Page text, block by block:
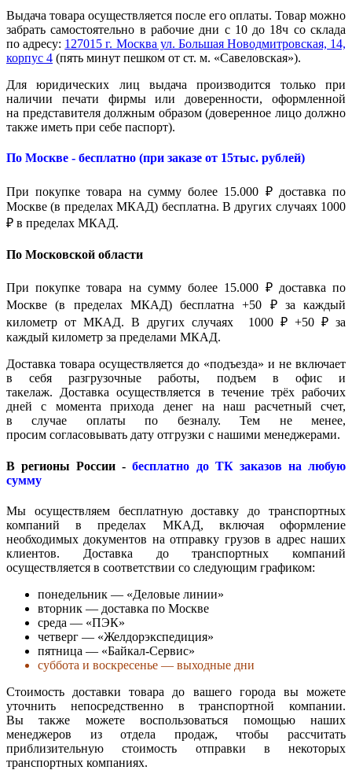
Выдача товара осуществляется после его оплаты. Товар можно
забрать самостоятельно в рабочие дни с 10 до 18ч со склада
по адресу: 127015 г. Москва ул. Большая Новодмитровская, 14,
корпус 4 (пять минут пешком от ст. м. «Савеловская»).
Для юридических лиц выдача производится только при
наличии печати фирмы или доверенности, оформленной
на представителя должным образом (доверенное лицо должно
также иметь при себе паспорт).
По Москве - бесплатно (при заказе от 15тыс. рублей)
При покупке товара на сумму более 15.000 ₽ доставка по
Москве (в пределах МКАД) бесплатна. В других случаях 1000
₽ в пределах МКАД.
По Московской области
При покупке товара на сумму более 15.000 ₽ доставка по
Москве (в пределах МКАД) бесплатна +50 ₽ за каждый
километр от МКАД. В других случаях 1000 ₽ +50 ₽ за
каждый километр за пределами МКАД.
Доставка товара осуществляется до «подъезда» и не включает
в себя разгрузочные работы, подъем в офис и
такелаж. Доставка осуществляется в течение трёх рабочих
дней с момента прихода денег на наш расчетный счет,
в случае оплаты по безналу. Тем не менее,
просим согласовывать дату отгрузки с нашими менеджерами.
В регионы России -бесплатно до ТК заказов на любую
сумму
Мы осуществляем бесплатную доставку до транспортных
компаний в пределах МКАД, включая оформление
необходимых документов на отправку грузов в адрес наших
клиентов. Доставка до транспортных компаний
осуществляется в соответствии со следующим графиком:
понедельник — «Деловые линии»
вторник — доставка по Москве
среда — «ПЭК»
четверг — «Желдорэкспедиция»
пятница — «Байкал-Сервис»
суббота и воскресенье — выходные дни
Стоимость доставки товара до вашего города вы можете
уточнить непосредственно в транспортной компании.
Вы также можете воспользоваться помощью наших
менеджеров из отдела продаж, чтобы рассчитать
приблизительную стоимость отправки в некоторых
транспортных компаниях.